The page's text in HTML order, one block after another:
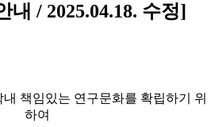
내 / 2025.04.18. 수정]
책임있는 연구문화를 확립하기 위
하여